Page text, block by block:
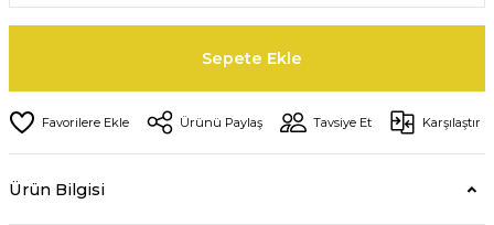
Sepete Ekle
Ürünü Paylaş Tavsiye Et Karşılaştır
Ürün Bilgisi